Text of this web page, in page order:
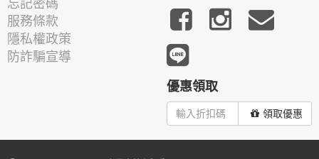
服務條款
隱私權政策
防詐騙宣導
優惠領取
領取優惠